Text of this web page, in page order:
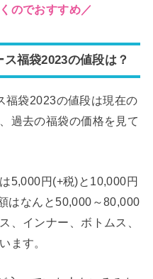
のでおすすめ／
福袋2023の値段は？
福袋2023の値段は現在の
過去の福袋の価格を見て
5,000円(+税)と10,000円
はなんと50,000～80,000
、インナー、ボトムス、
ます。